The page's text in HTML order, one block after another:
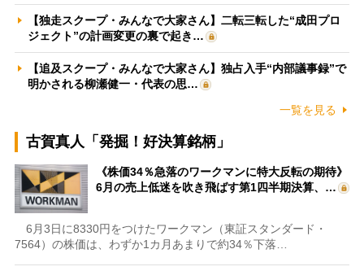
【独走スクープ・みんなで大家さん】二転三転した“成田プロ
ジェクト”の計画変更の裏で起き…
【追及スクープ・みんなで大家さん】独占入手“内部議事録”で
明かされる柳瀬健一・代表の思…
一覧を見る
古賀真人「発掘！好決算銘柄」
《株価34％急落のワークマンに特大反転の期待》
6月の売上低迷を吹き飛ばす第1四半期決算、…
6月3日に8330円をつけたワークマン（東証スタンダード・
7564）の株価は、わずか1カ月あまりで約34％下落…